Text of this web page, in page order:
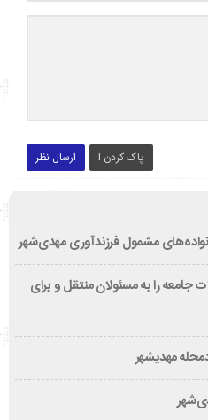
ارسال نظر پاک کردن !
مشمول فرزندآوری مهدی‌شهر
جامعه را به مسئولان منتقل و برای